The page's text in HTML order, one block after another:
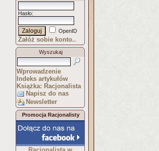
Hasło:
OpenID
Załóż sobie konto..
Wyszukaj
Wprowadzenie
Indeks artykułów
Książka: Racjonalista
Napisz do nas
Newsletter
Promocja Racjonalisty